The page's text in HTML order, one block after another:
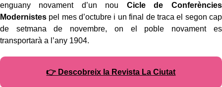
enguany novament d’un nou Cicle de Conferències
Modernistes pel mes d’octubre i un final de traca el segon cap
de setmana de novembre, on el poble novament es
transportarà a l’any 1904.
👉 Descobreix la Revista La Ciutat